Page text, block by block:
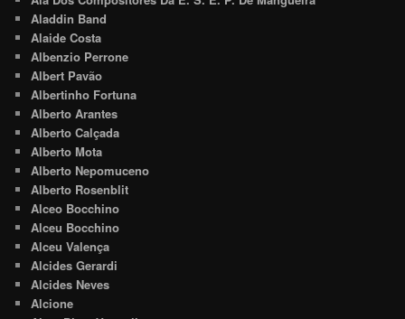
Aladdin Band
Alaide Costa
Albenzio Perrone
Albert Pavão
Albertinho Fortuna
Alberto Arantes
Alberto Calçada
Alberto Mota
Alberto Nepomuceno
Alberto Rosenblit
Alceo Bocchino
Alceu Bocchino
Alceu Valença
Alcides Gerardi
Alcides Neves
Alcione